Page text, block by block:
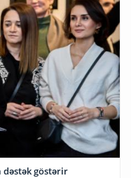
dəstək göstərir